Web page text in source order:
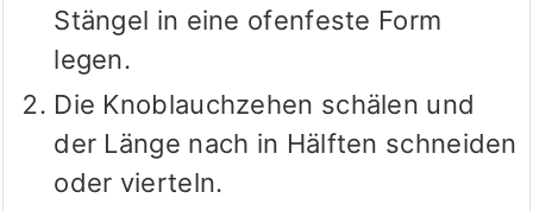
Stängel in eine ofenfeste Form
legen.
Die Knoblauchzehen schälen und
der Länge nach in Hälften schneiden
oder vierteln.